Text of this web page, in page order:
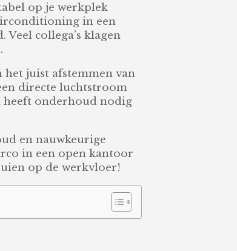
op je werkplek
in een
collega’s klagen
juist afstemmen van
directe luchtstroom
heeft onderhoud nodig
en nauwkeurige
in een open kantoor
op de werkvloer!